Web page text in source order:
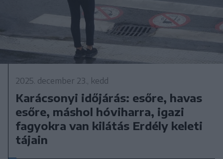
2025. december 23., kedd
Karácsonyi időjárás: esőre, havas
esőre, máshol hóviharra, igazi
fagyokra van kilátás Erdély keleti
tájain